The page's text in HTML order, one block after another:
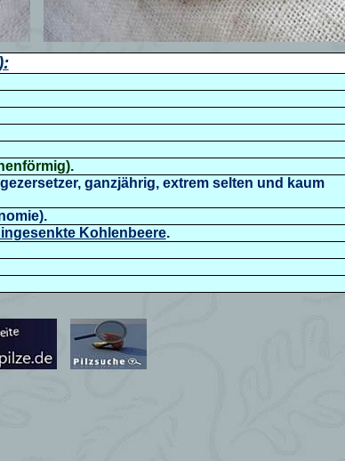
ganzjährig, extrem selten und kaum
Kohlenbeere.